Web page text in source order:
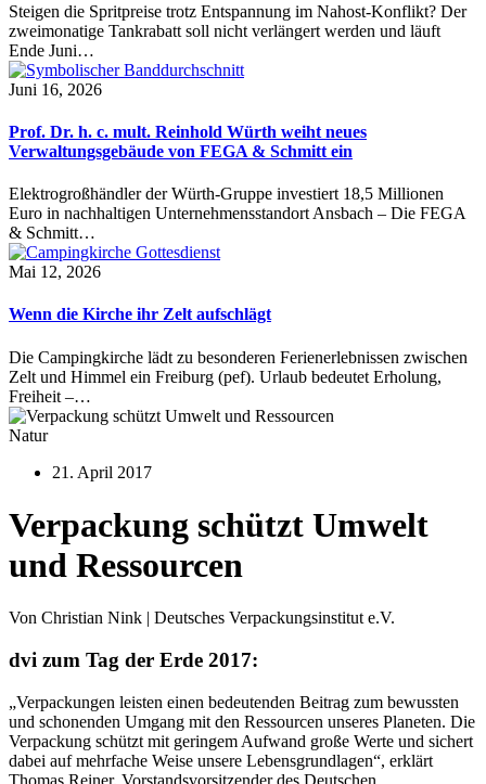
Steigen die Spritpreise trotz Entspannung im Nahost-Konflikt? Der
zweimonatige Tankrabatt soll nicht verlängert werden und läuft
Ende Juni…
Juni 16, 2026
Prof. Dr. h. c. mult. Reinhold Würth weiht neues
Verwaltungsgebäude von FEGA & Schmitt ein
Elektrogroßhändler der Würth-Gruppe investiert 18,5 Millionen
Euro in nachhaltigen Unternehmensstandort Ansbach – Die FEGA
& Schmitt…
Mai 12, 2026
Wenn die Kirche ihr Zelt aufschlägt
Die Campingkirche lädt zu besonderen Ferienerlebnissen zwischen
Zelt und Himmel ein Freiburg (pef). Urlaub bedeutet Erholung,
Freiheit –…
Natur
21. April 2017
Verpackung schützt Umwelt
und Ressourcen
Von Christian Nink | Deutsches Verpackungsinstitut e.V.
dvi zum Tag der Erde 2017:
„Verpackungen leisten einen bedeutenden Beitrag zum bewussten
und schonenden Umgang mit den Ressourcen unseres Planeten. Die
Verpackung schützt mit geringem Aufwand große Werte und sichert
dabei auf mehrfache Weise unsere Lebensgrundlagen“, erklärt
Thomas Reiner, Vorstandsvorsitzender des Deutschen